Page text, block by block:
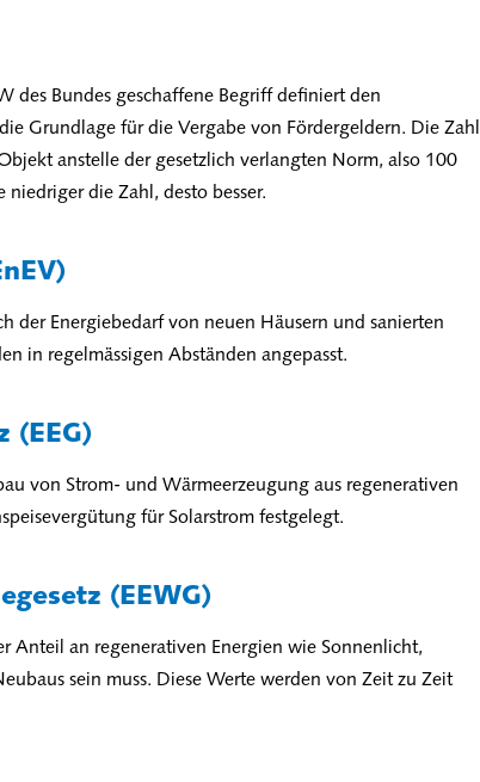
des Bundes geschaffene Begriff definiert den
Grundlage für die Vergabe von Fördergeldern. Die Zahl
anstelle der gesetzlich verlangten Norm, also 100
die Zahl, desto besser.
der Energiebedarf von neuen Häusern und sanierten
in regelmässigen Abständen angepasst.
(EEG)
von Strom- und Wärmeerzeugung aus regenerativen
für Solarstrom festgelegt.
(EEWG)
Anteil an regenerativen Energien wie Sonnenlicht,
sein muss. Diese Werte werden von Zeit zu Zeit